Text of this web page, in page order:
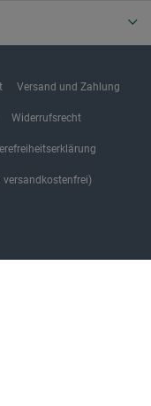
Versand und Zahlung
Widerrufsrecht
versandkostenfrei)